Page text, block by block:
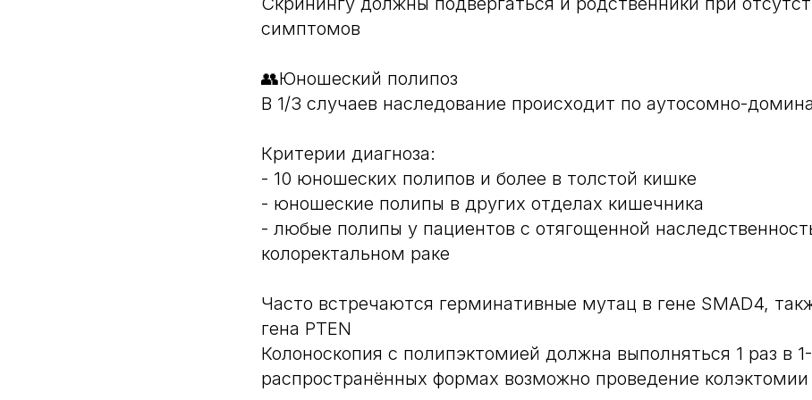
симптомов
👥Юношеский полипоз
В 1/3 случаев наследование происходит по аутосомно-
Критерии диагноза:
- 10 юношеских полипов и более в толстой кишке
- юношеские полипы в других отделах кишечника
- любые полипы у пациентов с отягощенной
колоректальном раке
Часто встречаются герминативные мутац в гене SMAD4,
гена PTEN
Колоноскопия с полипэктомией должна выполняться 1 раз в
распространённых формах возможно проведение колэктомии